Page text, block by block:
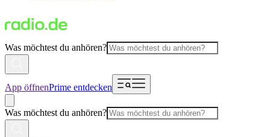
Was möchtest du anhören?
App öffnenPrime entdecken
Was möchtest du anhören?